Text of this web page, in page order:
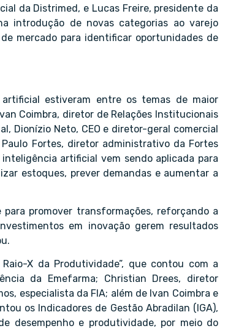
da Distrimed, e Lucas Freire, presidente da
introdução de novas categorias ao varejo
mercado para identificar oportunidades de
estiveram entre os temas de maior
Coimbra, diretor de Relações Institucionais
Dionízio Neto, CEO e diretor-geral comercial
Fortes, diretor administrativo da Fortes
artificial vem sendo aplicada para
estoques, prever demandas e aumentar a
promover transformações, reforçando a
em inovação gerem resultados
X da Produtividade”, que contou com a
da Emefarma; Christian Drees, diretor
especialista da FIA; além de Ivan Coimbra e
os Indicadores de Gestão Abradilan (IGA),
desempenho e produtividade, por meio do